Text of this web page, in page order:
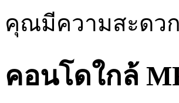
คุณมีความสะดว
คอนโดใกล้